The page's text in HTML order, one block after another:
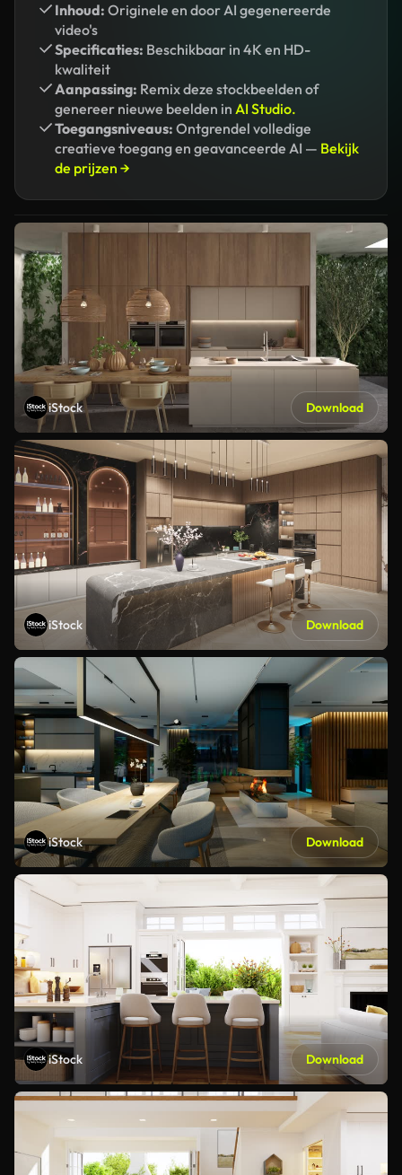
Inhoud: Originele en door AI gegenereerde
video's
Specificaties: Beschikbaar in 4K en HD-
kwaliteit
Aanpassing: Remix deze stockbeelden of
genereer nieuwe beelden in AI Studio.
Toegangsniveaus: Ontgrendel volledige
creatieve toegang en geavanceerde AI — Bekijk
de prijzen →
iStock Download
iStock Download
iStock Download
iStock Download